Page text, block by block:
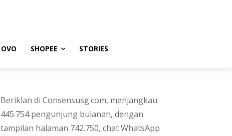
OVO SHOPEE STORIES
Beriklan di Consensusg.com, menjangkau
445.754 pengunjung bulanan, dengan
tampilan halaman 742.750, chat WhatsApp